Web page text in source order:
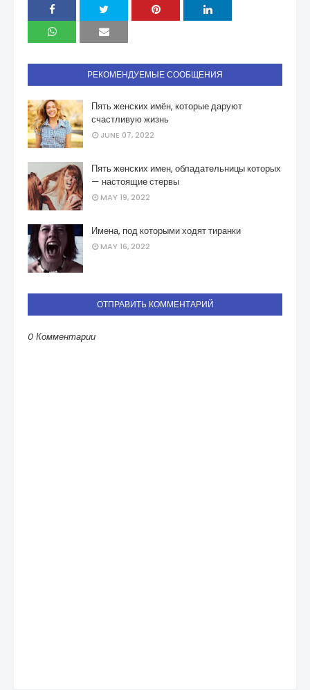
РЕКОМЕНДУЕМЫЕ СООБЩЕНИЯ
Пять женских имён, которые даруют
счастливую жизнь
JUNE 07, 2022
Пять женских имен, обладательницы которых
— настоящие стервы
MAY 19, 2022
Имена, под которыми ходят тиранки
MAY 16, 2022
ОТПРАВИТЬ КОММЕНТАРИЙ
0 Комментарии